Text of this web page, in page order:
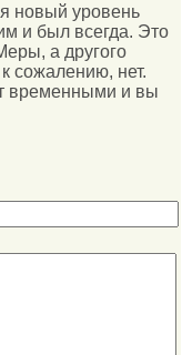
новый уровень
и был всегда. Это
а другого
сожалению, нет.
временными и вы